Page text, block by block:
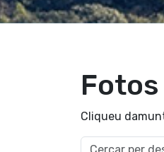
Cliqueu